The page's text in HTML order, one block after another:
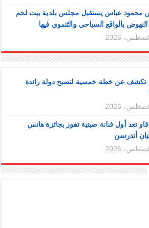
محمود عباس يستقبل مجلس بلدية بيت لحم
بالواقع السياحي والتنموي فيها
تكشف عن خطة خمسية لتصبح دولة رائدة
تعد أول فنانة صينية تفوز بجائزة هانس
أندرسن